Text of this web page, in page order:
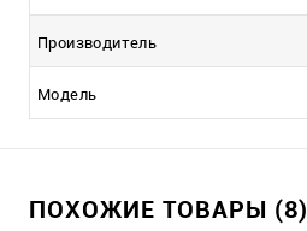
Производитель
Модель
ПОХОЖИЕ ТОВАРЫ (8)